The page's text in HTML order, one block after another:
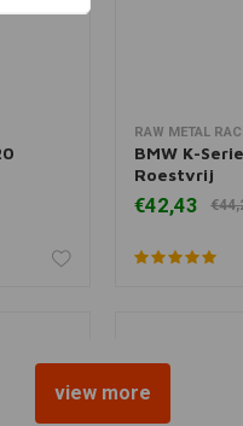
Toevoegen
RAW METAL
BMW K-
Roestvrij
€42,43
view more